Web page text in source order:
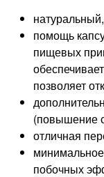
помощь
пищевых
позволяет
(повышение
отличная
побочных